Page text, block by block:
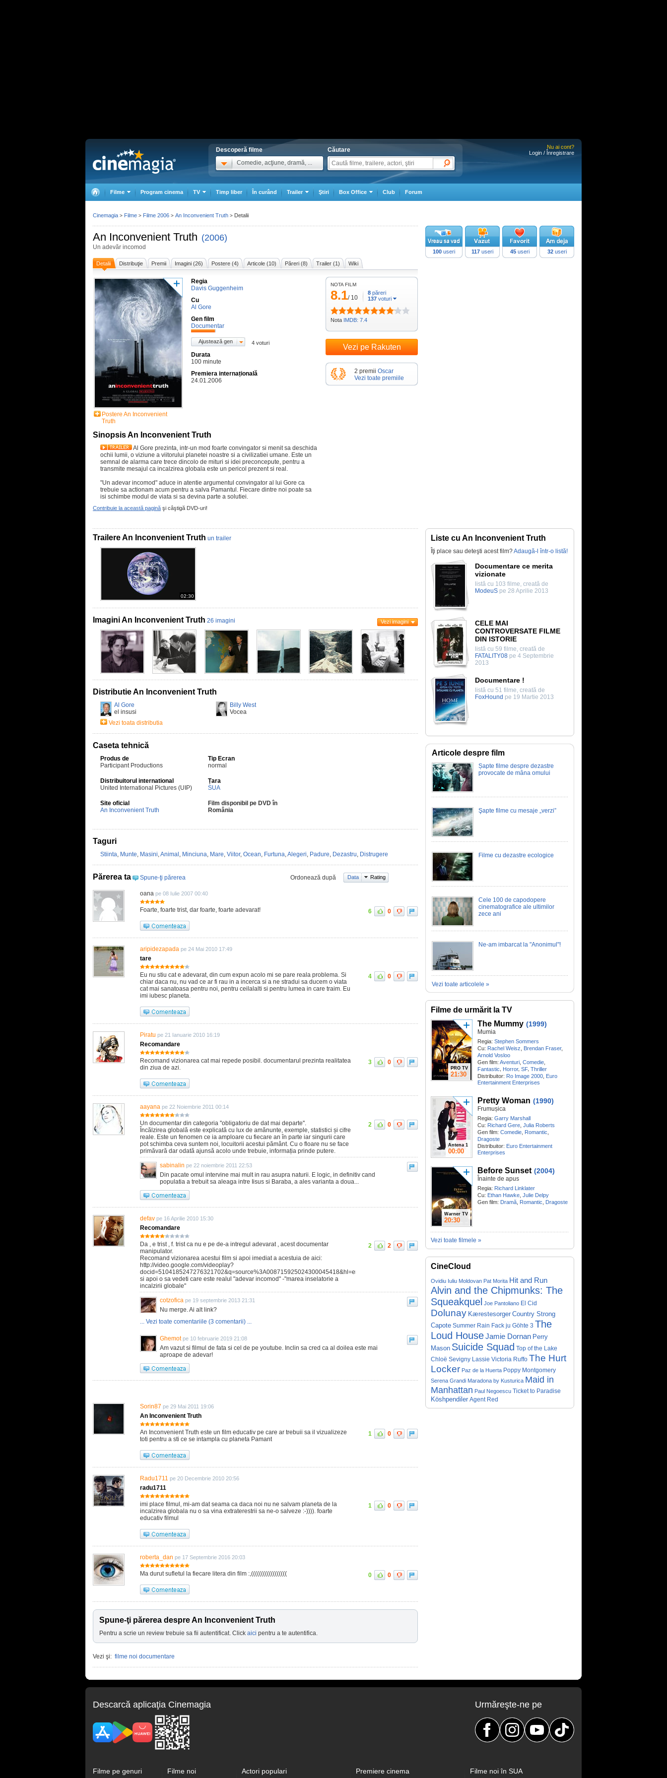
Descoperă filme
Comedie, acţiune, dramă, ...
Căutare
Nu ai cont?
Login / Înregistrare
Filme Program cinema TV Timp liber În curând Trailer Ştiri Box Office Club Forum
An Inconvenient Truth (2006)
Un adevăr incomod
Detalii Distribuţie Premii Imagini (26) Postere (4) Articole (10) Păreri (8) Trailer (1) Wiki
Postere An Inconvenient
Truth
Regia
Davis Guggenheim
Cu
Al Gore
Gen film
Documentar
Ajustează gen 4 voturi
Durata
100 minute
Premiera internațională
24.01.2006
Sinopsis An Inconvenient Truth
Al Gore prezinta, intr-un mod foarte convingator si menit sa deschida
ochii lumii, o viziune a viitorului planetei noastre si a civilizatiei umane. Este un
semnal de alarma care trece dincolo de mituri si idei preconcepute, pentru a
transmite mesajul ca incalzirea globala este un pericol prezent si real.
"Un adevar incomod" aduce in atentie argumentul convingator al lui Gore ca
trebuie sa actionam acum pentru a salva Pamantul. Fiecare dintre noi poate sa
isi schimbe modul de viata si sa devina parte a solutiei.
Contribuie la această pagină şi câştigă DVD-uri!
NOTA FILM
8.1/ 10
8 păreri
137 voturi
Nota IMDB: 7.4
Vezi pe Rakuten
2 premii Oscar
Vezi toate premiile
100 useri 117 useri 45useri 32useri
Trailere An Inconvenient Truth un trailer
02:30
Imagini An Inconvenient Truth 26 imagini Vezi imagini
Distributie An Inconvenient Truth
Al Gore
el insusi
Billy West
Vocea
Vezi toata distributia
Caseta tehnică
Produs de
Participant Productions
Tip Ecran
normal
Distribuitorul international
United International Pictures (UIP)
Țara
SUA
Site oficial
An Inconvenient Truth
Film disponibil pe DVD în
România
Taguri
Stiinta, Munte, Masini,Animal , Minciuna, Mare, Viitor, Ocean, Furtuna,Alegeri, Padure, Dezastru, Distrugere
Părerea ta Spune-ţi părerea Ordonează după Data Rating
oana pe 08 Iulie 2007 00:40
Foarte, foarte trist, dar foarte, foarte adevarat! 6 0
aripidezapada pe 24 Mai 2010 17:49
tare
Eu nu stiu cat e adevarat, din cum expun acolo mi se pare reala problema. Si
chiar daca nu, nu vad ce ar fi rau in a incerca si a ne stradui sa ducem o viata
cat mai sanatoasa pentru noi, pentru ceilalalti si pentru lumea in care traim. Eu
imi iubesc planeta.
4 0
Piratu pe 21 Ianuarie 2010 16:19
Recomandare
Recomand vizionarea cat mai repede posibil. documentarul prezinta realitatea
din ziua de azi.
3 0
aayana pe 22 Noiembrie 2011 00:14
Un documentar din categoria ''obligatoriu de dat mai departe''.
Încălzirea globală este explicată cu lux de amănunte, exemple, statistici și cifre
reale. Este un fenomen ce ia amploare cu fiecare an în parte iar singurii care
pot schimba ceva suntem noi, locuitorii acestui pământ. Cu o floare nu se face
primăvară dar odată ajunsă acolo unde trebuie, informația prinde putere.
2 0
sabinalin pe 22 noiembrie 2011 22:53
Din pacate omul intervine mai mult in rau asupra naturii. E logic, in definitiv cand
populatia a trebuit sa aleaga intre Iisus si Baraba, a ales varianta a doua...
defav pe 16 Aprilie 2010 15:30
Recomandare
Da , e trist , f. trist ca nu e pe de-a intregul adevarat , acest documentar
manipulator.
Recomand vizionarea acestui film si apoi imediat a acestuia de aici:
http://video.google.com/videoplay?
docid=5104185247276321702&q=source%3A008715925024300045418&hl=en
si apoi o sa vedeti care este realul "adevar incomod" -"marea inselatorie a
incalzirii globale"
2 2
cotzofica pe 19 septembrie 2013 21:31
Nu merge. Ai alt link?
... Vezi toate comentariile (3 comentarii) ...
Ghemot pe 10 februarie 2019 21:08
Am vazut si filmul de fata si cel de pe youtube. Inclin sa cred ca al doilea este mai
aproape de adevar!
Sorin87 pe 29 Mai 2011 19:06
An Inconvenient Truth
An Inconvenient Truth este un film educativ pe care ar trebuii sa il vizualizeze
toti pentru a sti ce se intampla cu planeta Pamant
1 0
Radu1711 pe 20 Decembrie 2010 20:56
radu1711
imi place filmul, mi-am dat seama ca daca noi nu ne salvam planeta de la
incalzirea globala nu o sa vina extraterestrii sa ne-o salveze :-)))). foarte
educativ filmul
1 0
roberta_dan pe 17 Septembrie 2016 20:03
Ma durut sufletul la fiecare litera din film :,(((((((((((((((((( 0 0
Spune-ţi părerea despre An Inconvenient Truth
Pentru a scrie un review trebuie sa fii autentificat. Click aici pentru a te autentifica.
Vezi şi: filme noi documentare
Liste cu An Inconvenient Truth
Îţi place sau deteşti acest film?Adaugă-l într-o listă!
Documentare ce merita
vizionate
listă cu 103 filme, creată de
ModeuS pe 28 Aprilie 2013
CELE MAI
CONTROVERSATE FILME
DIN ISTORIE
listă cu 59 filme, creată de
FATALITY08 pe 4 Septembrie
2013
Documentare !
listă cu 51 filme, creată de
FoxHound pe 19 Martie 2013
Articole despre film
Șapte filme despre dezastre
provocate de mâna omului
Şapte filme cu mesaje „verzi”
Filme cu dezastre ecologice
Cele 100 de capodopere
cinematografice ale ultimilor
zece ani
Ne-am imbarcat la "Anonimul"!
Vezi toate articolele »
Filme de urmărit la TV
PRO TV
21:30
The Mummy (1999)
Mumia
Regia: Stephen Sommers
Cu: Rachel Weisz Brendan Fraser,
Arnold Vosloo
Gen film: Aventuri Comedie
Fantastic, Horror, SF, Thriller
Distribuitor: Ro Image 2000 Euro
Entertainment Enterprises
Antena 1
00:00
Pretty Woman (1990)
Frumușica
Regia: Garry Marshall
Cu: Richard Gere Julia Roberts
Gen film: Comedie Romantic
Dragoste
Distribuitor: Euro Entertainment
Enterprises
Warner TV
20:30
Before Sunset (2004)
Înainte de apus
Regia: Richard Linklater
Cu: Ethan Hawke Julie Delpy
Gen film: Dramă Romantic Dragoste
Vezi toate filmele »
CineCloud
Ovidiu Iuliu Moldovan Pat Morita Hit and Run
Alvin and the Chipmunks: The
Squeakquel Joe Pantoliano El Cid
Dolunay Kærestesorger Country Strong
Capote Summer Rain Fack ju Göhte 3 The
Loud HouseJamie Dornan Perry
Mason Suicide Squad Top of the Lake
Chloë Sevigny
Lassie Victoria Ruffo The Hurt
Locker Paz de la Huerta Poppy Montgomery
Serena Grandi Maradona by Kusturica Maid in
Manhattan Paul Negoescu Ticket to Paradise
Köshpendiler Agent Red
Cinemagia > Filme > Filme 2006 > An Inconvenient Truth > Detalii
Descarcă aplicaţia Cinemagia Urmăreşte-ne pe
Filme pe genuri Filme noi Actori populari Premiere cinema Filme noi în SUA